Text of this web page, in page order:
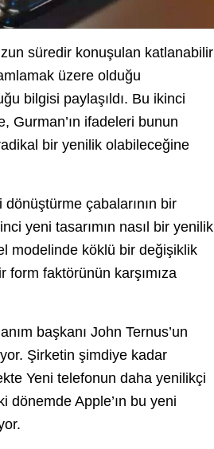
süredir konuşulan katlanabilir
üzere olduğu
bilgisi paylaşıldı. Bu ikinci
Gurman’ın ifadeleri bunun
bir yenilik olabileceğine
çabalarının bir
yeni tasarımın nasıl bir yenilik
modelinde köklü bir değişiklik
form faktörünün karşımıza
başkanı John Ternus’un
Şirketin şimdiye kadar
Yeni telefonun daha yenilikçi
dönemde Apple’ın bu yeni